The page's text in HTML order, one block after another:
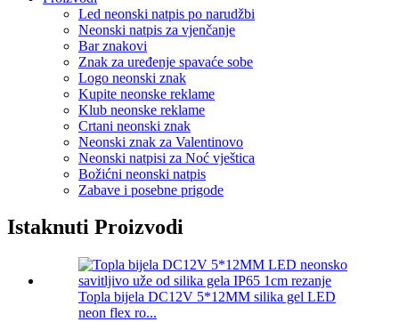
Led neonski natpis po narudžbi
Neonski natpis za vjenčanje
Bar znakovi
Znak za uređenje spavaće sobe
Logo neonski znak
Kupite neonske reklame
Klub neonske reklame
Crtani neonski znak
Neonski znak za Valentinovo
Neonski natpisi za Noć vještica
Božićni neonski natpis
Zabave i posebne prigode
Istaknuti Proizvodi
Topla bijela DC12V 5*12MM silika gel LED
neon flex ro...